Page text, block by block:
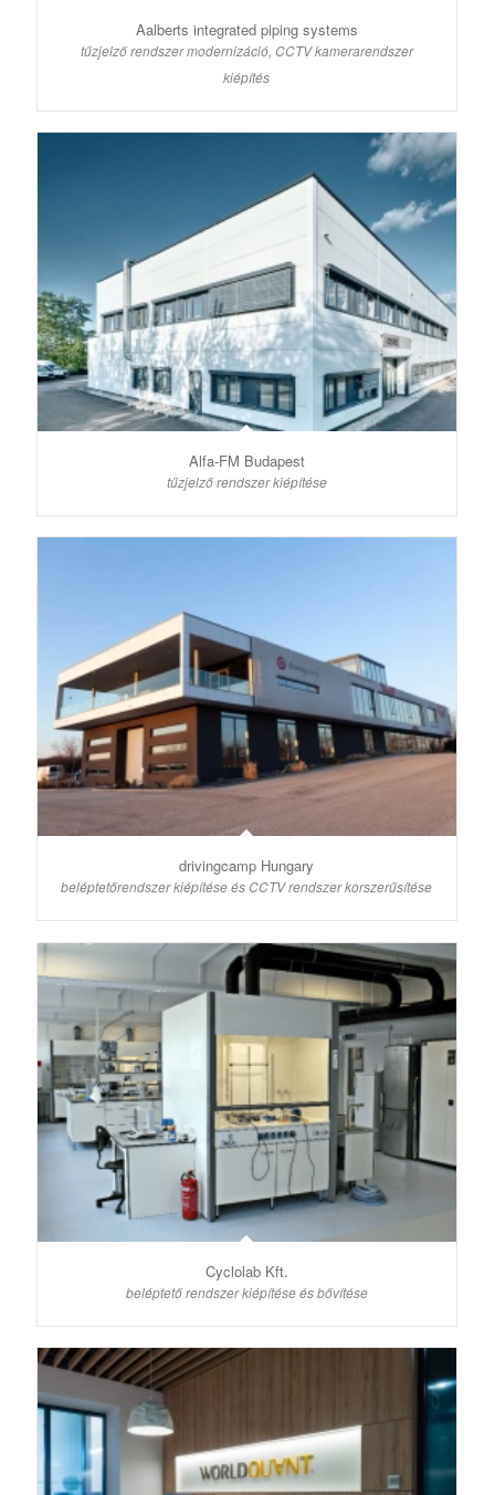
Aalberts integrated piping systems
tűzjelző rendszer modernizáció, CCTV kamerarendszer
kiépítés
Alfa-FM Budapest
tűzjelző rendszer kiépítése
drivingcamp Hungary
beléptetőrendszer kiépítése és CCTV rendszer korszerűsítése
Cyclolab Kft.
beléptető rendszer kiépítése és bővítése